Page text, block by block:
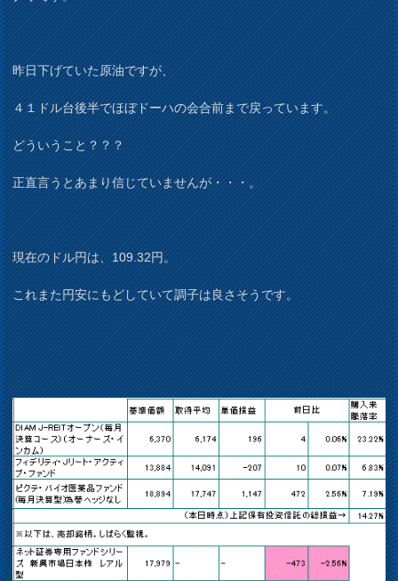
昨日下げていた原油ですが、
４１ドル台後半でほぼドーハの会合前まで戻っています。
どういうこと？？？
正直言うとあまり信じていませんが・・・。
現在のドル円は、109.32円。
これまた円安にもどしていて調子は良さそうです。